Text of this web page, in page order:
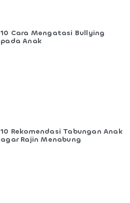
10 Cara Mengatasi Bullying
pada Anak
10 Rekomendasi Tabungan Anak
agar Rajin Menabung